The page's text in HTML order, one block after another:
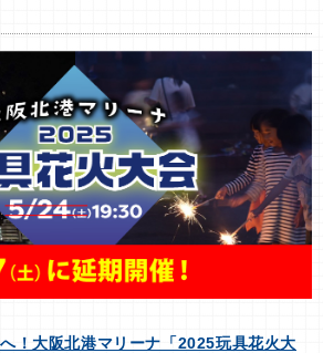
！大阪北港マリーナ「2025玩具花火大